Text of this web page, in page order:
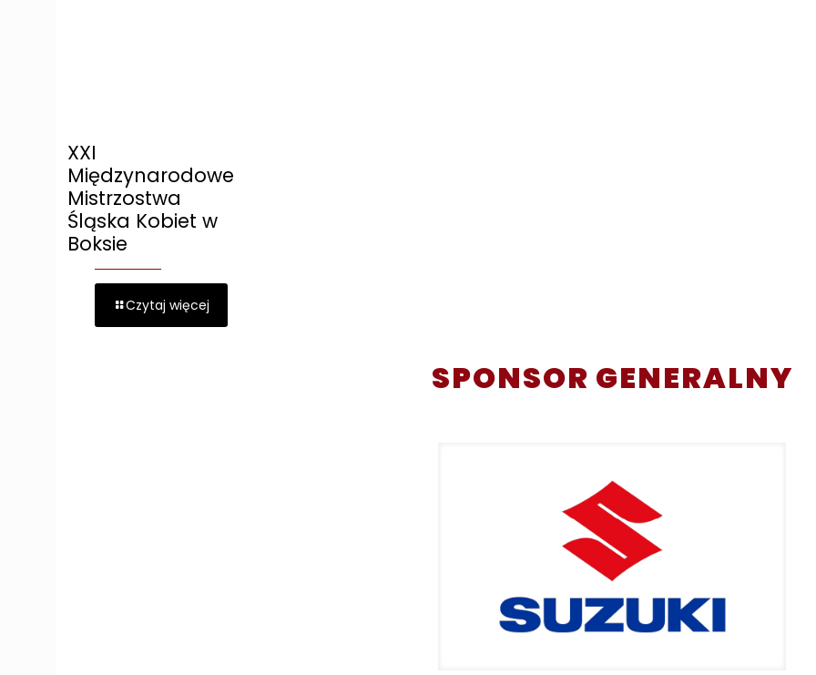
XXI
Międzynarodowe
Mistrzostwa
Śląska Kobiet w
Boksie
Czytaj więcej
SPONSOR GENERALNY